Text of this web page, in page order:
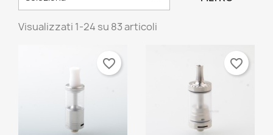
Visualizzati 1-24 su 83 articoli
favorite_border favorite_border